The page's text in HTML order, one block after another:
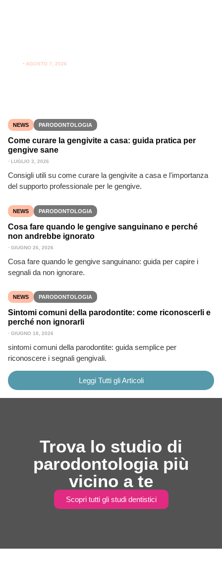
⋅ AGOSTO 7, 2026
NEWS PARODONTOLOGIA
Come curare la gengivite a casa: guida pratica per
gengive sane
⋅ LUGLIO 3, 2026
Consigli utili su come curare la gengivite a casa e l'importanza
del supporto professionale per le gengive.
NEWS PARODONTOLOGIA
Cosa fare quando le gengive sanguinano e perché
non andrebbe ignorato
⋅ GIUGNO 26, 2026
Cosa fare quando le gengive sanguinano: guida per capire i
segnali da non ignorare.
NEWS PARODONTOLOGIA
Sintomi comuni della parodontite: come riconoscerli e
perché non ignorarli
⋅ GIUGNO 18, 2026
sintomi comuni della parodontite: guida semplice per
riconoscere i segnali gengivali.
Leggi Tutti gli Articoli
Trova lo studio di
parodontologia più
vicino a te
Scopri tutti gli studi dentistici